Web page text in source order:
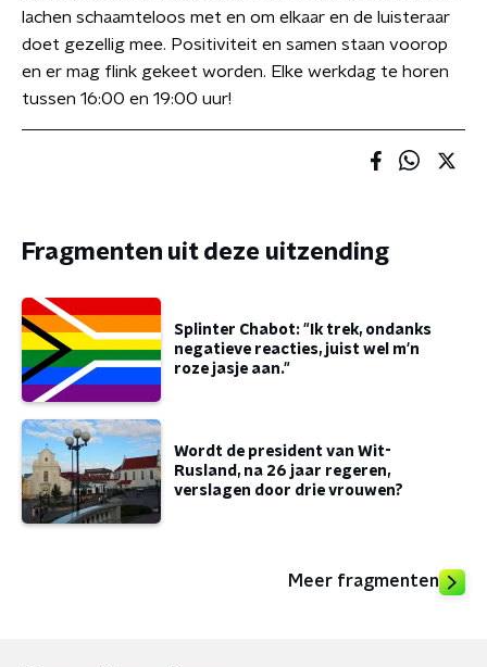
lachen schaamteloos met en om elkaar en de luisteraar
doet gezellig mee. Positiviteit en samen staan voorop
en er mag flink gekeet worden. Elke werkdag te horen
tussen 16:00 en 19:00 uur!
Fragmenten uit deze uitzending
Splinter Chabot: "Ik trek, ondanks
negatieve reacties, juist wel m'n
roze jasje aan."
Wordt de president van Wit-
Rusland, na 26 jaar regeren,
verslagen door drie vrouwen?
Meer fragmenten